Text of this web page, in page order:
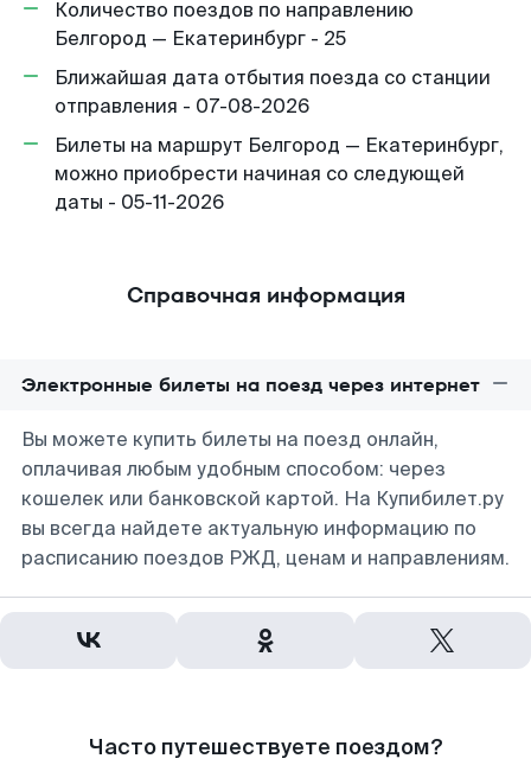
Количество поездов по направлению
Белгород — Екатеринбург - 25
Ближайшая дата отбытия поезда со станции
отправления - 07-08-2026
Билеты на маршрут Белгород — Екатеринбург,
можно приобрести начиная со следующей
даты - 05-11-2026
Справочная информация
Электронные билеты на поезд через интернет
Вы можете купить билеты на поезд онлайн,
оплачивая любым удобным способом: через
кошелек или банковской картой. На Купибилет.ру
вы всегда найдете актуальную информацию по
расписанию поездов РЖД, ценам и направлениям.
Часто путешествуете поездом?